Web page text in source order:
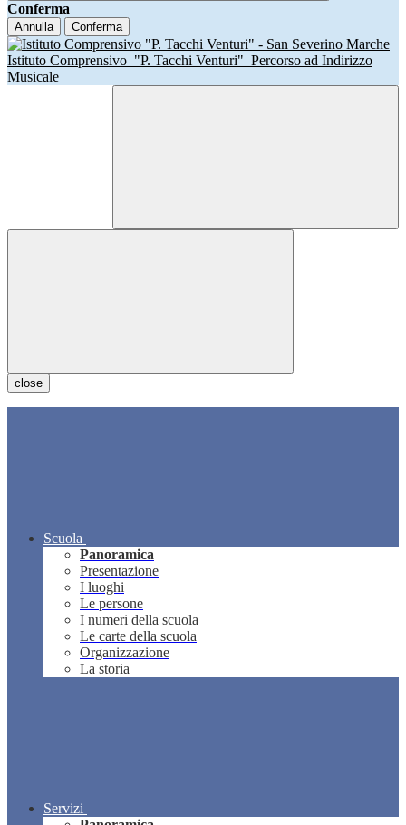
Conferma
Annulla Conferma
Istituto Comprensivo "P. Tacchi Venturi" Percorso ad Indirizzo
Musicale
close
Scuola
Panoramica
Presentazione
I luoghi
Le persone
I numeri della scuola
Le carte della scuola
Organizzazione
La storia
Servizi